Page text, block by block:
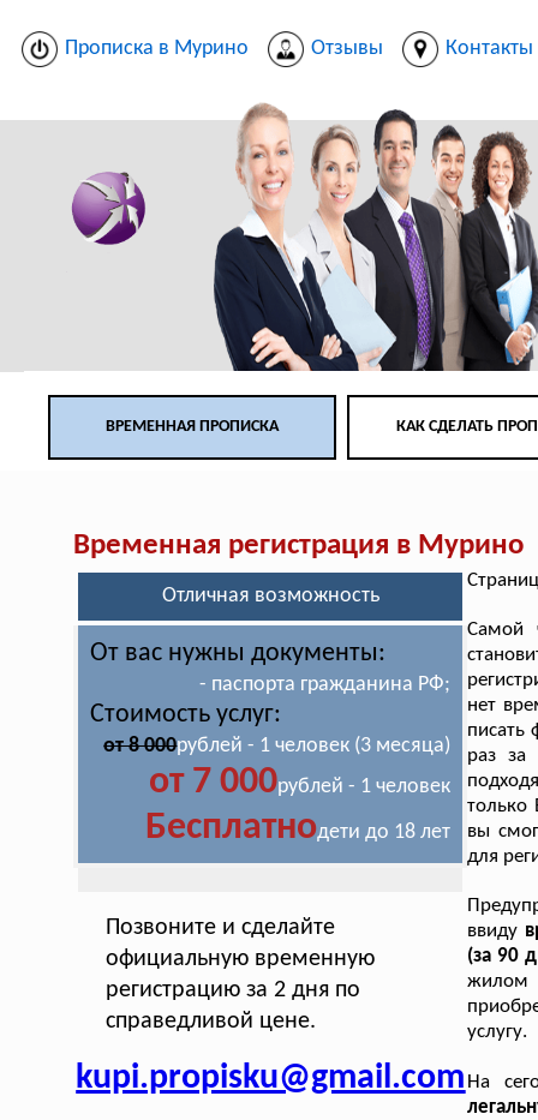
Прописка в Мурино Отзывы Контакты
ВРЕМЕННАЯ ПРОПИСКА КАК СДЕЛАТЬ
Временная регистрация в Мурино
Отличная возможность
От вас нужны документы:
- паспорта гражданина РФ;
Стоимость услуг:
от 8 000рублей - 1 человек (3 месяца)
от 7 000рублей - 1 человек
Бесплатнодети до 18 лет
Позвоните и сделайте
официальную временную
регистрацию за 2 дня по
справедливой цене.
kupi.propisku@gmail.com
Самой
нет
писать
раз за
только
вы
для
ввиду
(за 90
жилом
услугу.
На